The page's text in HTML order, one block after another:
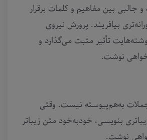
و جالبی بین مفاهیم و کلمات برقرار
بیافریند. پرورش نیروی
تأثیر مثبت می‌گذارد و
نوشت.
به‌هم‌پیوسته نیست. وقتی
بنویسی، خودبه‌خود متن زیباتر
نوشت.